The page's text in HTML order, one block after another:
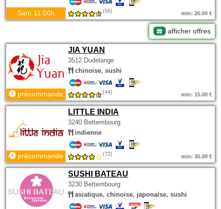
Sam 11:00h (56) min: 20.00 €
afficher offres
JIA YUAN
3512 Dudelange
chinoise, sushi
précommande (44) min: 15.00 €
LITTLE INDIA
3240 Bettembourg
indienne
précommande (72) min: 35.00 €
SUSHI BATEAU
3230 Bettembourg
asiatique, chinoise, japonaise, sushi